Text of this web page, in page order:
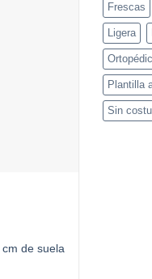
de suela
Frescas
Ligera
Plantilla
Sin